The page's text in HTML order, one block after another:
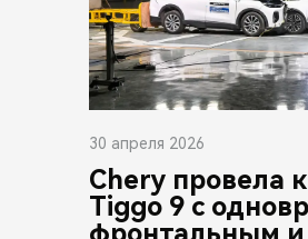
30 апреля 2026
Chery провела
Tiggo 9 с